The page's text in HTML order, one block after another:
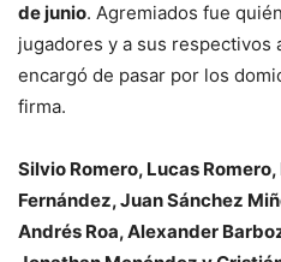
de junio. Agremiados fue
jugadores y a sus respectivos
encargó de pasar por los
firma.
Silvio Romero, Lucas
Fernández, Juan Sánchez
Andrés Roa, Alexander